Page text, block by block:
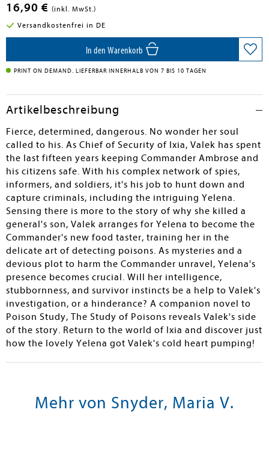
16,90 € (inkl. MwSt.)
Versandkostenfrei in DE
In den Warenkorb
PRINT ON DEMAND. LIEFERBAR INNERHALB VON 7 BIS 10 TAGEN
Artikelbeschreibung
Fierce, determined, dangerous. No wonder her soul
called to his. As Chief of Security of Ixia, Valek has spent
the last fifteen years keeping Commander Ambrose and
his citizens safe. With his complex network of spies,
informers, and soldiers, it's his job to hunt down and
capture criminals, including the intriguing Yelena.
Sensing there is more to the story of why she killed a
general's son, Valek arranges for Yelena to become the
Commander's new food taster, training her in the
delicate art of detecting poisons. As mysteries and a
devious plot to harm the Commander unravel, Yelena's
presence becomes crucial. Will her intelligence,
stubbornness, and survivor instincts be a help to Valek's
investigation, or a hinderance? A companion novel to
Poison Study, The Study of Poisons reveals Valek's side
of the story. Return to the world of Ixia and discover just
how the lovely Yelena got Valek's cold heart pumping!
Mehr von Snyder, Maria V.